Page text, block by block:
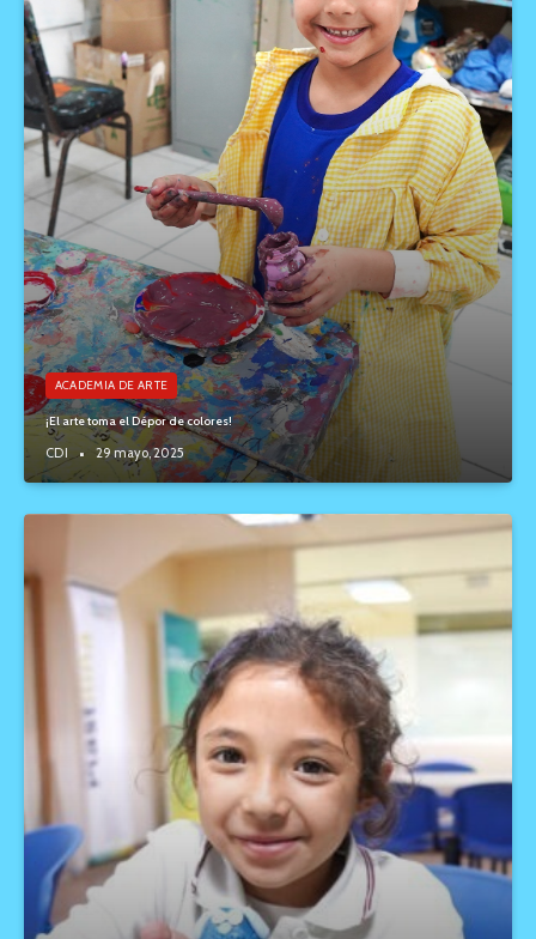
ACADEMIA DE ARTE
¡El arte toma el Dépor de colores!
CDI 29 mayo, 2025